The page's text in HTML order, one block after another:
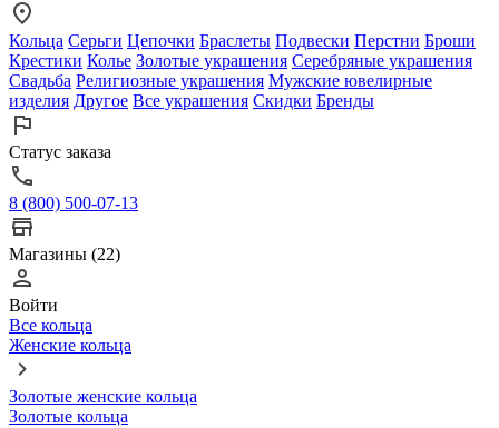
Кольца Серьги Цепочки Браслеты Подвески Перстни Броши
Крестики Колье Золотые украшения Серебряные украшения
Свадьба Религиозные украшения Мужские ювелирные
изделия Другое Все украшения Скидки Бренды
Статус заказа
8 (800) 500-07-13
Магазины (22)
Войти
Все кольца
Женские кольца
Золотые женские кольца
Золотые кольца